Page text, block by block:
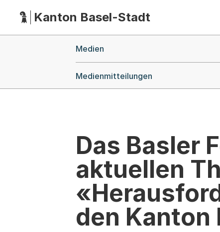
HauptnavigationKanton Basel-Stadt
Medien
Medienmitteilungen
Das Basler
aktuellen
den